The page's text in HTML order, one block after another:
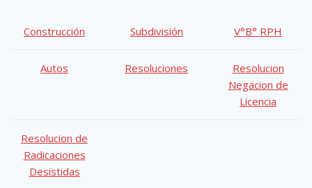
Construcción Subdivisión V°B° RPH
Autos Resoluciones
Resolucion
Negacion de
Licencia
Resolucion de
Radicaciones
Desistidas